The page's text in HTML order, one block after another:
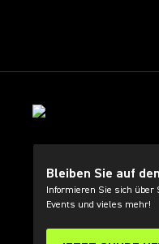
Bleiben Sie auf
Informieren Sie sich über
Events und vieles mehr!